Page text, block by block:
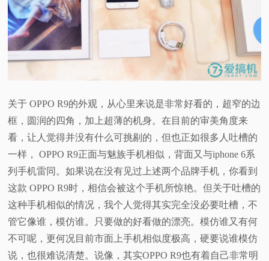
关于 OPPO R9的外观，从心里来说是非常好看的，超窄的边
框，圆润的四角，加上超薄的机身。在目前的审美角度来
看，让人觉得并没有什么可挑剔的，但也正如很多人吐槽的
一样， OPPO R9正面与魅族手机相似，背面又与iphone 6系
列手机雷同。如果说在没有见过上述两个品牌手机，你看到
这款 OPPO R9时，相信会被这个手机所惊艳。但关于吐槽的
这种手机相似的情况，我个人觉得其实完全没必要吐槽，不
管它像谁，模仿谁。只要做的好看做的漂亮。模仿谁又有何
不可呢，更何况目前市面上手机相似度极高，硬要说谁模仿
说，也很难说清楚。说像，其实OPPO R9也有着自己非常明